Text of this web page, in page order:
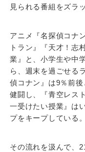
見られる番組をズラ
アニメ『名探偵コナ
トラン』『天才！志
業』と、小学生や中
ら、週末を過ごせる
偵コナン』は9％前
健闘し、『青空レス
一受けたい授業』は
プをキープしている。
その流れを汲んで、